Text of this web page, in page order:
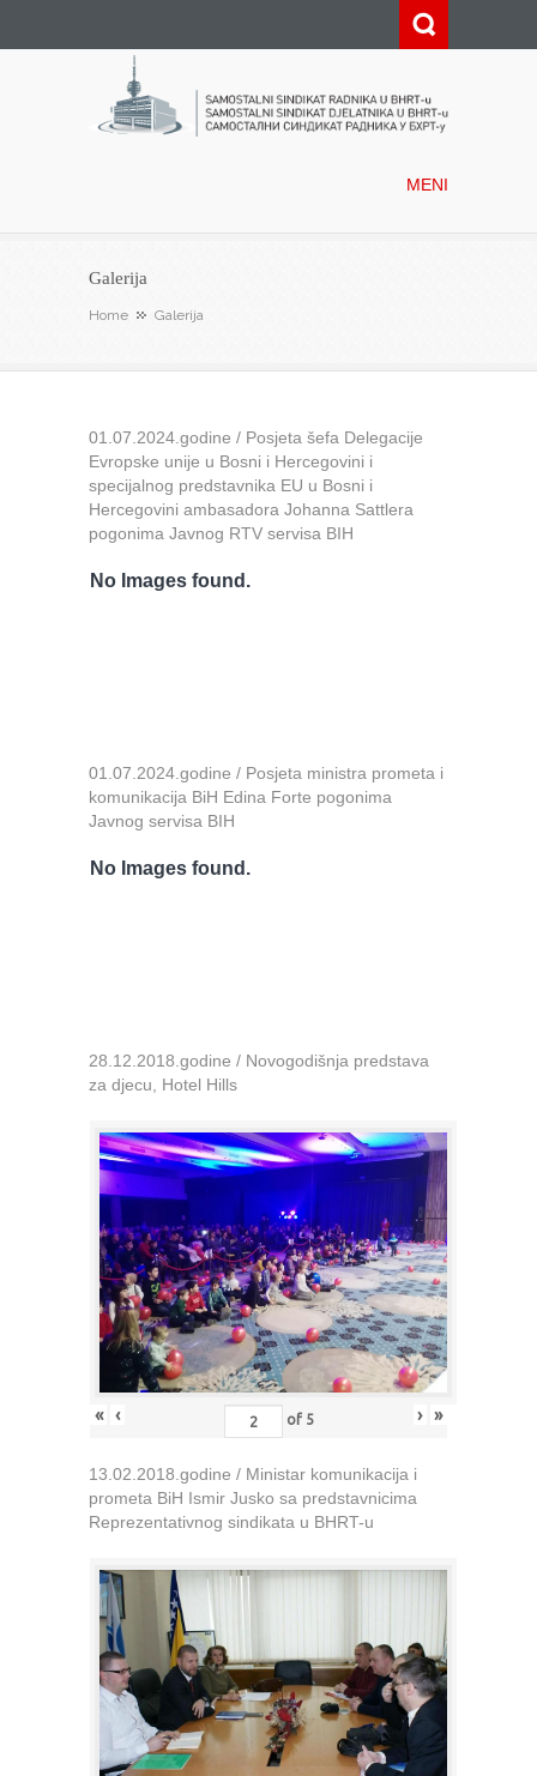
MENI
Galerija
Home Galerija
01.07.2024.godine / Posjeta šefa Delegacije
Evropske unije u Bosni i Hercegovini i
specijalnog predstavnika EU u Bosni i
Hercegovini ambasadora Johanna Sattlera
pogonima Javnog RTV servisa BIH
No Images found.
01.07.2024.godine / Posjeta ministra prometa i
komunikacija BiH Edina Forte pogonima
Javnog servisa BIH
No Images found.
28.12.2018.godine / Novogodišnja predstava
za djecu, Hotel Hills
« ‹ of 5 › »
13.02.2018.godine / Ministar komunikacija i
prometa BiH Ismir Jusko sa predstavnicima
Reprezentativnog sindikata u BHRT-u